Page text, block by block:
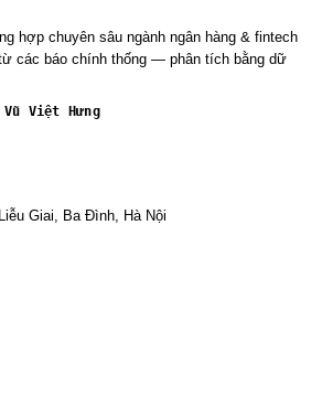
hợp chuyên sâu ngành ngân hàng & fintech
các báo chính thống — phân tích bằng dữ
Vũ Việt Hưng
Giai, Ba Đình, Hà Nội